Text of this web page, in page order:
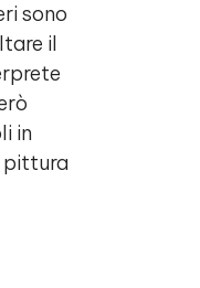
sono
il
in
pittura